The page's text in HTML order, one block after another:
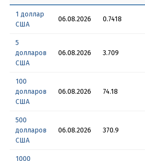
1 доллар
США
06.08.2026 0.7418
5
долларов
США
06.08.2026 3.709
100
долларов
США
06.08.2026 74.18
500
долларов
США
06.08.2026 370.9
1000